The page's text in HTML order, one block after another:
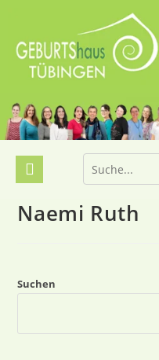
Naemi Ruth
Suchen